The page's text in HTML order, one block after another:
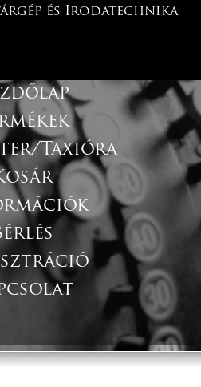
és Irodatechnika
Taxióra